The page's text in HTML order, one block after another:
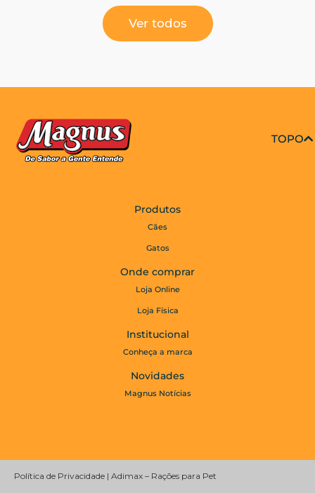
Ver todos
TOPO
Produtos
Cães
Gatos
Onde comprar
Loja Online
Loja Física
Institucional
Conheça a marca
Novidades
Magnus Notícias
Política de Privacidade | Adimax – Rações para Pet